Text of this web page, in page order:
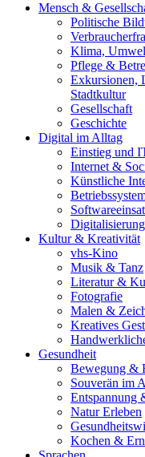
Mensch &
Politische
Klima,
Pflege &
Exkursionen,
Stadtkultur
Gesellschaft
Geschichte
Digital im Alltag
Einstieg und
Internet &
Künstliche
Kultur & Kreativität
vhs-Kino
Musik & Tanz
Literatur &
Fotografie
Malen &
Kreatives
Gesundheit
Bewegung &
Souverän im
Entspannung
Natur Erleben
Kochen &